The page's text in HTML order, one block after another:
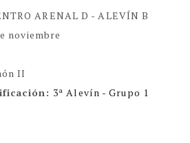
ARENAL D - ALEVÍN B
noviembre
II
: 3ª Alevín - Grupo 1